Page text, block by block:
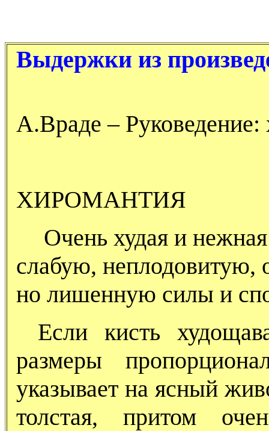
Выдержки из
А.Враде – Руковедение:
ХИРОМАНТИЯ
Очень худая и
слабую,
но лишенную силы и
Если кисть
размеры
указывает на ясный
толстая, притом